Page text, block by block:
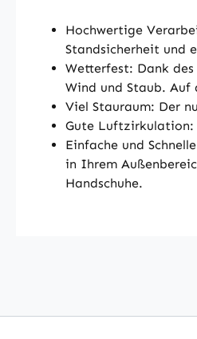
Hochwertige
Standsicherheit und
Wetterfest: Dank
Wind und Staub. Auf
Viel Stauraum: Der
Gute Luftzirkulation:
Einfache und
in Ihrem
Handschuhe.